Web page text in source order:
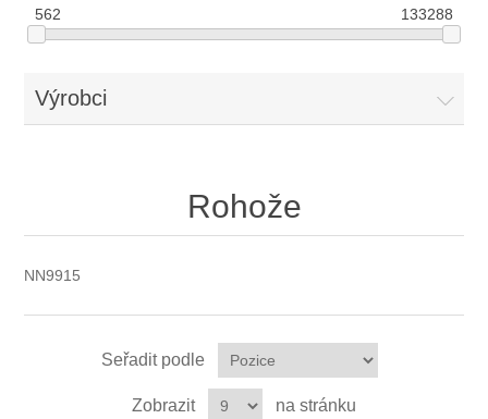
Rukavice
Ochrana zraku
Ochrana proti pádu
První pomoc
Nezařazené
562 133288
Výrobci
Rohože
NN9915
Seřadit podle
Zobrazit na stránku